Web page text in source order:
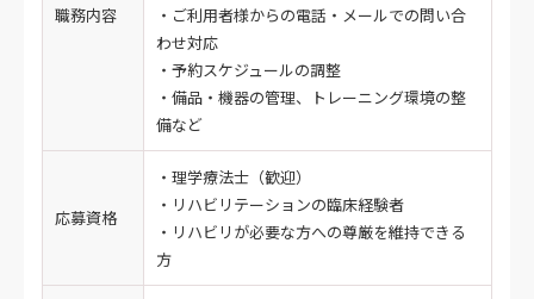
職務内容
・ご利用者様からの電話・メールでの問い合
わせ対応
・予約スケジュールの調整
・備品・機器の管理、トレーニング環境の整
備など
応募資格
・理学療法士（歓迎）
・リハビリテーションの臨床経験者
・リハビリが必要な方への尊厳を維持できる
方